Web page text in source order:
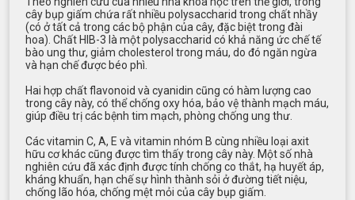
cây bụp giấm chứa rất nhiều polysaccharid trong chất nhầy
(có ở tất cả trong các bộ phận của cây, đặc biệt trong đài
hoa). Chất HIB-3 là một polysaccharid có khả năng ức chế tế
bào ung thư, giảm cholesterol trong máu, do đó ngăn ngừa
và hạn chế được béo phì.
Hai hợp chất flavonoid và cyanidin cũng có hàm lượng cao
trong cây này, có thể chống oxy hóa, bảo vệ thành mạch máu,
giúp điều trị các bệnh tim mạch, phòng chống ung thư.
Các vitamin C, A, E và vitamin nhóm B cùng nhiều loại axit
hữu cơ khác cũng được tìm thấy trong cây này. Một số nhà
nghiên cứu đã xác định được tính chống co thắt, hạ huyết áp,
kháng khuẩn, hạn chế sự hình thành sỏi ở đường tiết niệu,
chống lão hóa, chống mệt mỏi của cây bụp giấm.